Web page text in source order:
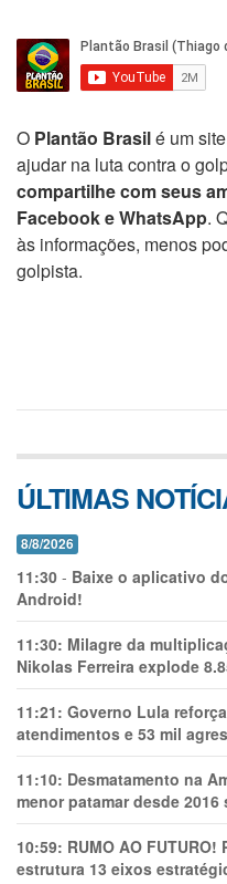
O Plantão Brasilé um
ajudar na luta contra o
compartilhe com seus
Facebook e WhatsApp.
às informações, menos
golpista.
ÚLTIMAS
8/8/2026
11:30 - Baixe o aplicativo
Android!
11:30: Milagre da
Nikolas Ferreira explode
11:21: Governo Lula
atendimentos e 53 mil
11:10: Desmatamento na
menor patamar desde
10:59: RUMO AO
estrutura 13 eixos